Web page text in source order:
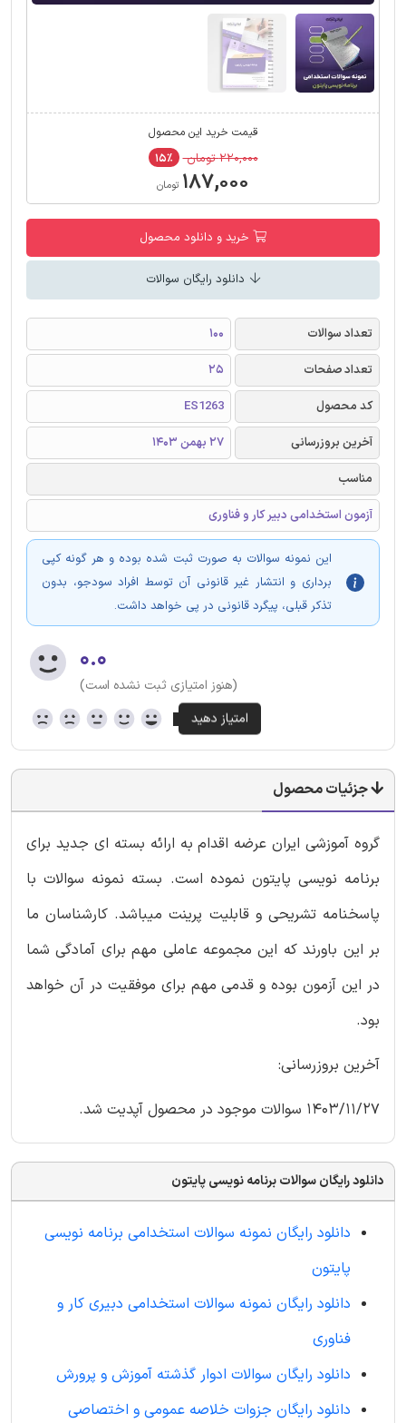
قیمت خرید این محصول
۲۲۰,۰۰۰ تومان ۱۵٪
۱۸۷,۰۰۰ تومان
خرید و دانلود محصول
دانلود رایگان سوالات
تعداد سوالات
100
تعداد صفحات
25
کد محصول
ES1263
آخرین بروزرسانی
27 بهمن 1403
مناسب
آزمون استخدامی دبیر کار و فناوری
این نمونه سوالات به صورت ثبت شده بوده و هر گونه کپی
برداری و انتشار غیر قانونی آن توسط افراد سودجو، بدون
تذکر قبلی، پیگرد قانونی در پی خواهد داشت.
۰.۰
(هنوز امتیازی ثبت نشده است)
جزئیات محصول
گروه آموزشی ایران عرضه اقدام به ارائه بسته ای جدید برای
برنامه نویسی پایتون نموده است. بسته نمونه سوالات با
پاسخنامه تشریحی و قابلیت پرینت میباشد. کارشناسان ما
بر این باورند که این مجموعه عاملی مهم برای آمادگی شما
در این آزمون بوده و قدمی مهم برای موفقیت در آن خواهد
بود.
آخرین بروزرسانی:
1403/11/27 سوالات موجود در محصول آپدیت شد.
دانلود رایگان سوالات برنامه نویسی پایتون
دانلود رایگان نمونه سوالات استخدامی برنامه نویسی
پایتون
دانلود رایگان نمونه سوالات استخدامی دبیری کار و
فناوری
دانلود رایگان سوالات ادوار گذشته آموزش و پرورش
دانلود رایگان جزوات خلاصه عمومی و اختصاصی